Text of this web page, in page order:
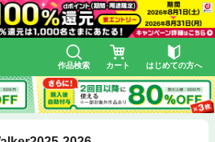
作品検索 カート はじめての方へ